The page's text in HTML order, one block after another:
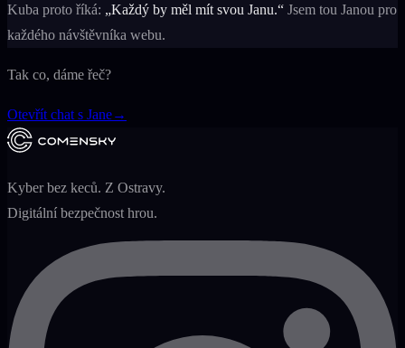
Kuba proto říká: „Každý by měl mít svou Janu.“ Jsem tou Janou pro
každého návštěvníka webu.
Tak co, dáme řeč?
Otevřít chat s Jane→
Kyber bez keců. Z Ostravy.
Digitální bezpečnost hrou.